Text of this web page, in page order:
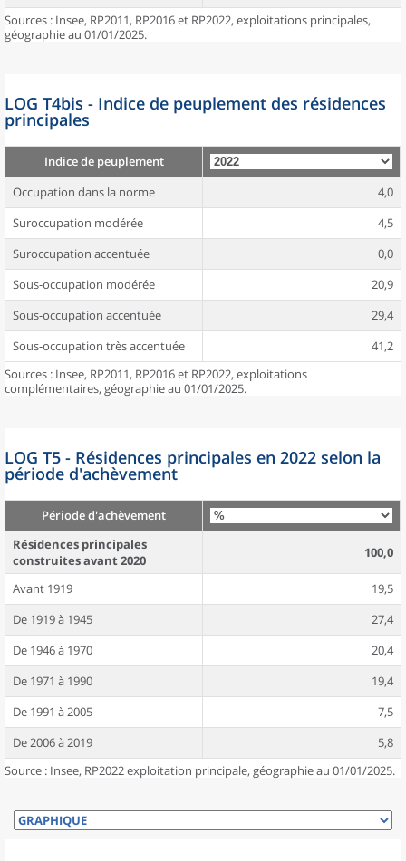
Sources : Insee, RP2011, RP2016 et RP2022, exploitations principales,
géographie au 01/01/2025.
LOG T4bis - Indice de peuplement des résidences
principales
Indice de peuplement
Occupation dans la norme
4,0
Suroccupation modérée
4,5
Suroccupation accentuée
0,0
Sous-occupation modérée
20,9
Sous-occupation accentuée
29,4
Sous-occupation très accentuée
41,2
Sources : Insee, RP2011, RP2016 et RP2022, exploitations
complémentaires, géographie au 01/01/2025.
LOG T5 - Résidences principales en 2022 selon la
période d'achèvement
Période d'achèvement
Résidences principales
construites avant 2020
100,0
Avant 1919
19,5
De 1919 à 1945
27,4
De 1946 à 1970
20,4
De 1971 à 1990
19,4
De 1991 à 2005
7,5
De 2006 à 2019
5,8
Source : Insee, RP2022 exploitation principale, géographie au 01/01/2025.